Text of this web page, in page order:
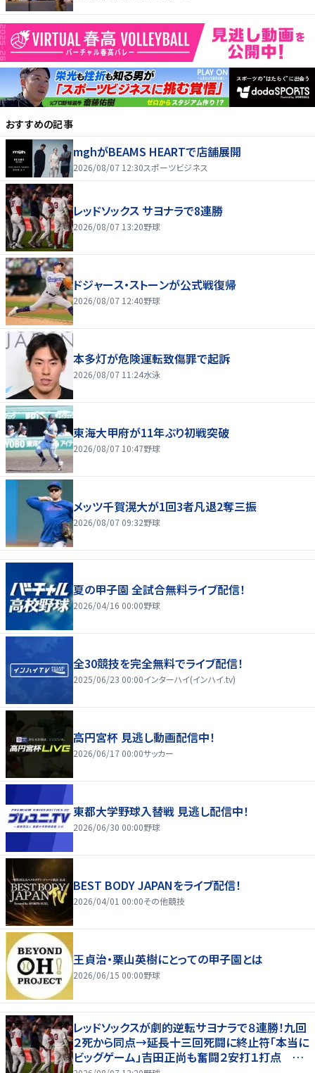
おすすめの記事
mghがBEAMS HEARTで店舗展開
2026/08/07 12:30スポーツビジネス
レッドソックス サヨナラで8連勝
2026/08/07 13:20野球
ドジャース・ストーンが公式戦復帰
2026/08/07 12:40野球
本多灯が危険運転致傷罪で起訴
2026/08/07 11:24水泳
東海大甲府が11年ぶり初戦突破
2026/08/07 10:47野球
メッツ千賀滉大が1回3者凡退2奪三振
2026/08/07 09:32野球
夏の甲子園 全試合無料ライブ配信！
2026/04/16 00:00野球
全30競技を完全無料でライブ配信！
2025/06/23 00:00インターハイ(インハイ.tv)
高円宮杯 見逃し動画配信中！
2026/06/17 00:00サッカー
東都大学野球入替戦 見逃し配信中！
2026/06/30 00:00野球
BEST BODY JAPANをライブ配信！
2026/04/01 00:00その他競技
王貞治・栗山英樹にとっての甲子園とは
2026/06/15 00:00野球
レッドソックスが劇的逆転サヨナラで８連勝！九回
２死から同点→延長十三回死闘に終止符「本当に
ビッグゲーム」吉田正尚も奮闘２安打１打点 本